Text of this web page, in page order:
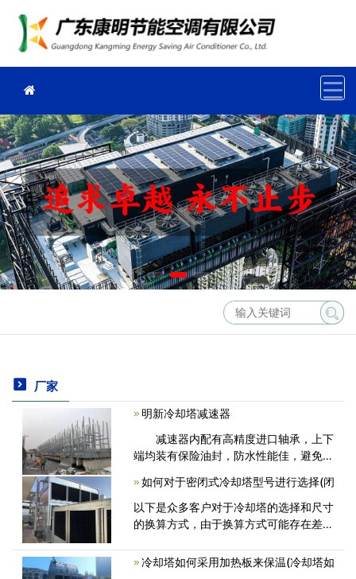
厂家
明新冷却塔减速器
减速器内配有高精度进口轴承，上下
端均装有保险油封，防水性能佳，避免水
轮设计，结构紧凑，配以静平衡校核，运
行平稳，噪音低。独特的倒置式，安<
如何对于密闭式冷却塔型号进行选择(闭
以下是众多客户对于冷却塔的选择和尺寸
的换算方式，由于换算方式可能存在差
据仅供参考。 下面的设计数据需要选
冷却塔如何采用加热板来保温(冷却塔如